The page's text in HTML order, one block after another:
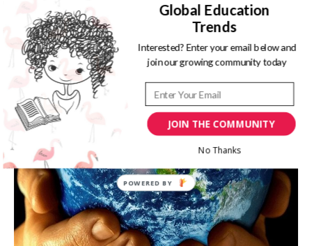
Ilona Proshkina
JOIN THE COMMUNITY
Global Education
Trends
Interested? Enter your email below and
join our growing community today
No Thanks